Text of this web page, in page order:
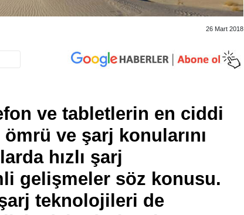
26 Mart 2018
ve tabletlerin en ciddi
ve şarj konularını
hızlı şarj
gelişmeler söz konusu.
teknolojileri de